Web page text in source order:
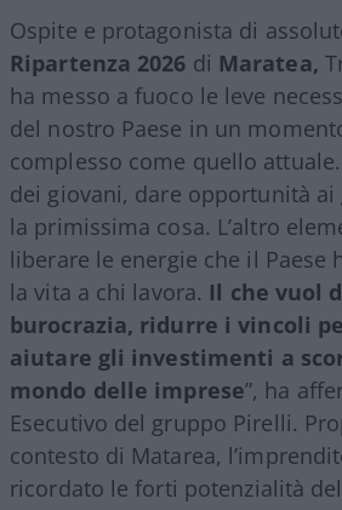
Ospite e protagonista di
Ripartenza 2026 di Maratea,
ha messo a fuoco le leve
del nostro Paese in un
complesso come quello
dei giovani, dare opportunità ai
la primissima cosa. L’altro
liberare le energie che il Paese
la vita a chi lavora. Il che vuol
burocrazia, ridurre i vincoli
aiutare gli investimenti a
mondo delle imprese”, ha
Esecutivo del gruppo Pirelli.
contesto di Matarea,
ricordato le forti potenzialità